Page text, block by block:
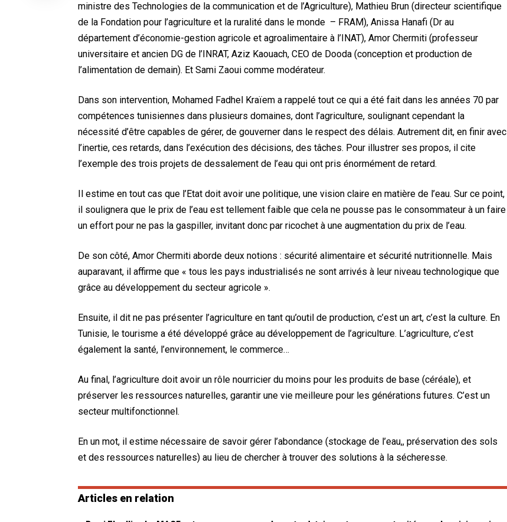
ministre des Technologies de la communication et de l’Agriculture), Mathieu Brun (directeur scientifique
de la Fondation pour l’agriculture et la ruralité dans le monde – FRAM), Anissa Hanafi (Dr au
département d’économie-gestion agricole et agroalimentaire à l’INAT), Amor Chermiti (professeur
universitaire et ancien DG de l’INRAT, Aziz Kaouach, CEO de Dooda (conception et production de
l’alimentation de demain). Et Sami Zaoui comme modérateur.
Dans son intervention, Mohamed Fadhel Kraïem a rappelé tout ce qui a été fait dans les années 70 par
compétences tunisiennes dans plusieurs domaines, dont l’agriculture, soulignant cependant la
nécessité d’être capables de gérer, de gouverner dans le respect des délais. Autrement dit, en finir avec
l’inertie, ces retards, dans l’exécution des décisions, des tâches. Pour illustrer ses propos, il cite
l’exemple des trois projets de dessalement de l’eau qui ont pris énormément de retard.
Il estime en tout cas que l’Etat doit avoir une politique, une vision claire en matière de l’eau. Sur ce point,
il soulignera que le prix de l’eau est tellement faible que cela ne pousse pas le consommateur à un faire
un effort pour ne pas la gaspiller, invitant donc par ricochet à une augmentation du prix de l’eau.
De son côté, Amor Chermiti aborde deux notions : sécurité alimentaire et sécurité nutritionnelle. Mais
auparavant, il affirme que « tous les pays industrialisés ne sont arrivés à leur niveau technologique que
grâce au développement du secteur agricole ».
Ensuite, il dit ne pas présenter l’agriculture en tant qu’outil de production, c’est un art, c’est la culture. En
Tunisie, le tourisme a été développé grâce au développement de l’agriculture. L’agriculture, c’est
également la santé, l’environnement, le commerce…
Au final, l’agriculture doit avoir un rôle nourricier du moins pour les produits de base (céréale), et
préserver les ressources naturelles, garantir une vie meilleure pour les générations futures. C’est un
secteur multifonctionnel.
En un mot, il estime nécessaire de savoir gérer l’abondance (stockage de l’eau,, préservation des sols
et des ressources naturelles) au lieu de chercher à trouver des solutions à la sécheresse.
Articles en relation